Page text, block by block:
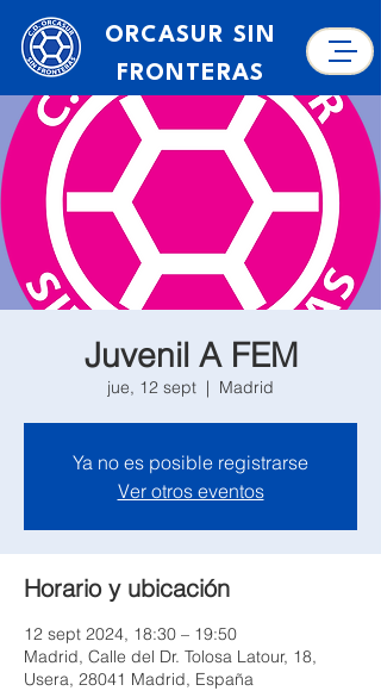
ORCASUR SIN
FRONTERAS
Juvenil A FEM
jue, 12 sept
  |
Madrid
Ya no es posible registrarse
Ver otros eventos
Horario y ubicación
12 sept 2024, 18:30 – 19:50
Madrid, Calle del Dr. Tolosa Latour, 18,
Usera, 28041 Madrid, España